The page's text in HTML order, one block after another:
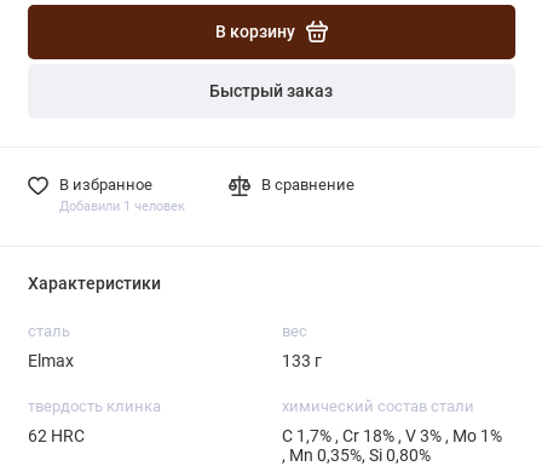
В корзину
Быстрый заказ
В избранное
Добавили 1 человек
В сравнение
Характеристики
сталь
Elmax
вес
133 г
твердость клинка
62 HRC
химический состав стали
С 1,7% , Cr 18% , V 3% , Mo 1%
, Mn 0,35%, Si 0,80%